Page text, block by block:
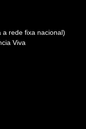
a rede fixa nacional)
Viva